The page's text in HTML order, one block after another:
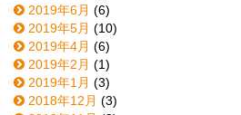
2019年6月 (6)
2019年5月 (10)
2019年4月 (6)
2019年2月 (1)
2019年1月 (3)
2018年12月 (3)